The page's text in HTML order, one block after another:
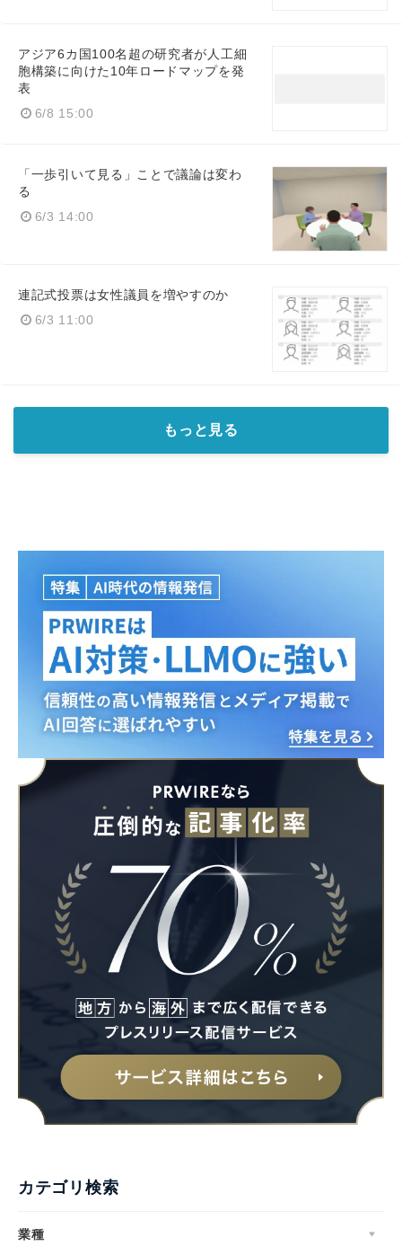
アジア6カ国100名超の研究者が人工細
胞構築に向けた10年ロードマップを発
表
6/8 15:00
「一歩引いて見る」ことで議論は変わ
る
6/3 14:00
連記式投票は女性議員を増やすのか
6/3 11:00
もっと見る
カテゴリ検索
業種